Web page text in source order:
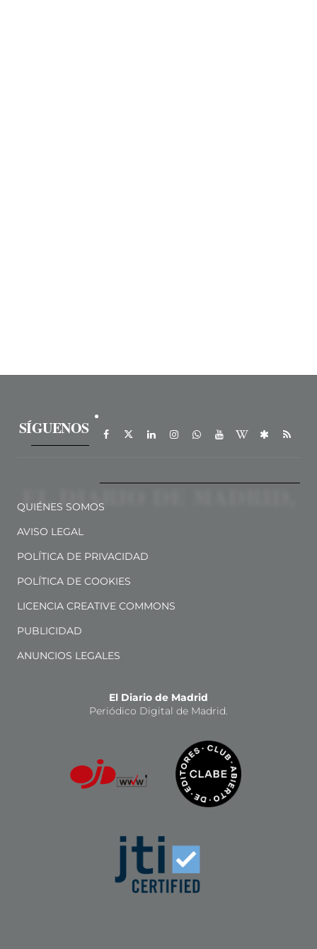
SÍGUENOS
QUIÉNES SOMOS
AVISO LEGAL
POLÍTICA DE PRIVACIDAD
POLÍTICA DE COOKIES
LICENCIA CREATIVE COMMONS
PUBLICIDAD
ANUNCIOS LEGALES
El Diario de Madrid
Periódico Digital de Madrid.